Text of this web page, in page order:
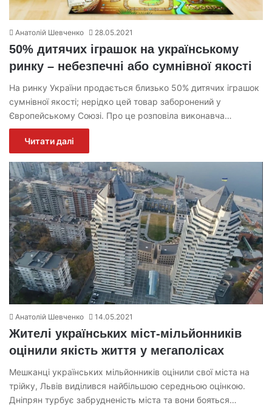
Анатолій Шевченко 28.05.2021
50% дитячих іграшок на українському
ринку – небезпечні або сумнівної якості
На ринку України продається близько 50% дитячих іграшок
сумнівної якості; нерідко цей товар заборонений у
Європейському Союзі. Про це розповіла виконавча…
Читати далі
Анатолій Шевченко 14.05.2021
Жителі українських міст-мільйонників
оцінили якість життя у мегаполісах
Мешканці українських мільйонників оцінили свої міста на
трійку, Львів виділився найбільшою середньою оцінкою.
Дніпрян турбує забрудненість міста та вони бояться…